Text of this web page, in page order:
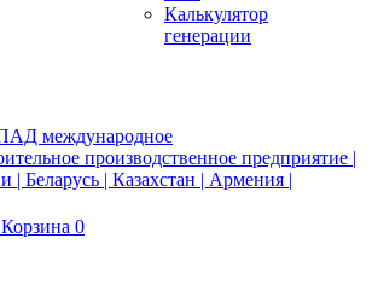
Калькулятор
генерации
Корзина 0